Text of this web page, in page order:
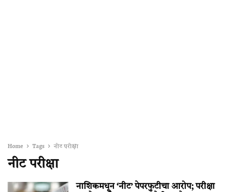
Home Tags नीट परीक्षा
नीट परीक्षा
नाशिकमधून ‘नीट’ पेपरफुटीचा आरोप; परीक्षा